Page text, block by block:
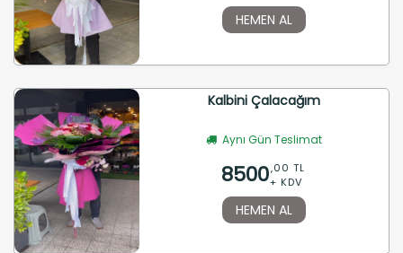
HEMEN AL
Kalbini Çalacağım
Aynı Gün Teslimat
8500,00 TL
+ KDV
HEMEN AL